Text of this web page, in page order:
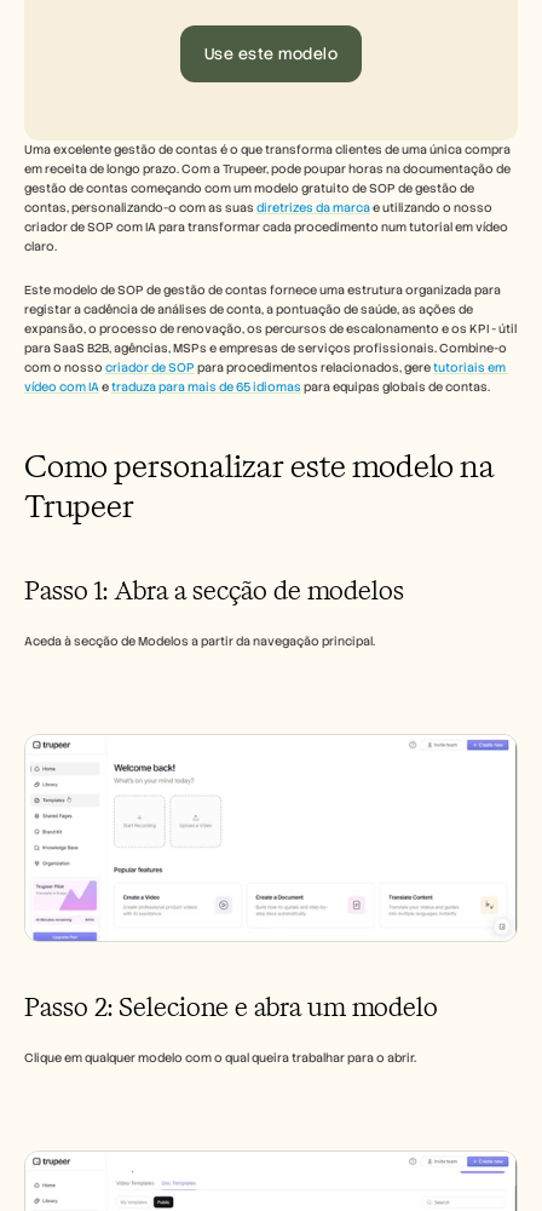
Use este modelo
Uma excelente gestão de contas é o que transforma clientes de uma única compra
em receita de longo prazo. Com a Trupeer, pode poupar horas na documentação de
gestão de contas começando com um modelo gratuito de SOP de gestão de
contas, personalizando-o com as suas diretrizes da marca e utilizando o nosso
criador de SOP com IA para transformar cada procedimento num tutorial em vídeo
claro.
Este modelo de SOP de gestão de contas fornece uma estrutura organizada para
registar a cadência de análises de conta, a pontuação de saúde, as ações de
expansão, o processo de renovação, os percursos de escalonamento e os KPI - útil
para SaaS B2B, agências, MSPs e empresas de serviços profissionais. Combine-o
com o nosso criador de SOP para procedimentos relacionados, gere tutoriais em
vídeo com IA e traduza para mais de 65 idiomas para equipas globais de contas.
Como personalizar este modelo na
Trupeer
Passo 1: Abra a secção de modelos
Aceda à secção de Modelos a partir da navegação principal.
Passo 2: Selecione e abra um modelo
Clique em qualquer modelo com o qual queira trabalhar para o abrir.
Histórias de clientes
Preços
Perguntas frequentes
Capacitação de vendas
Pré-venda
Marketing de Produto
Sucesso do Cliente
Formação
See more